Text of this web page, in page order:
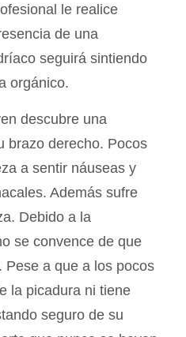
le realice
de una
seguirá sintiendo
orgánico.
descubre una
brazo derecho. Pocos
a sentir náuseas y
Además sufre
Debido a la
se convence de que
. Pese a que a los pocos
la picadura ni tiene
seguro de su